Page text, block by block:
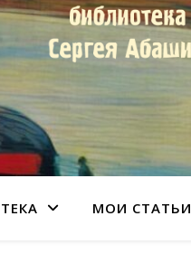
МОИ СТАТЬИ